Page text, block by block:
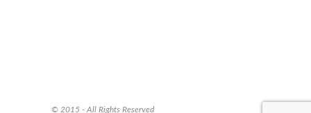
© 2015 - All Rights Reserved